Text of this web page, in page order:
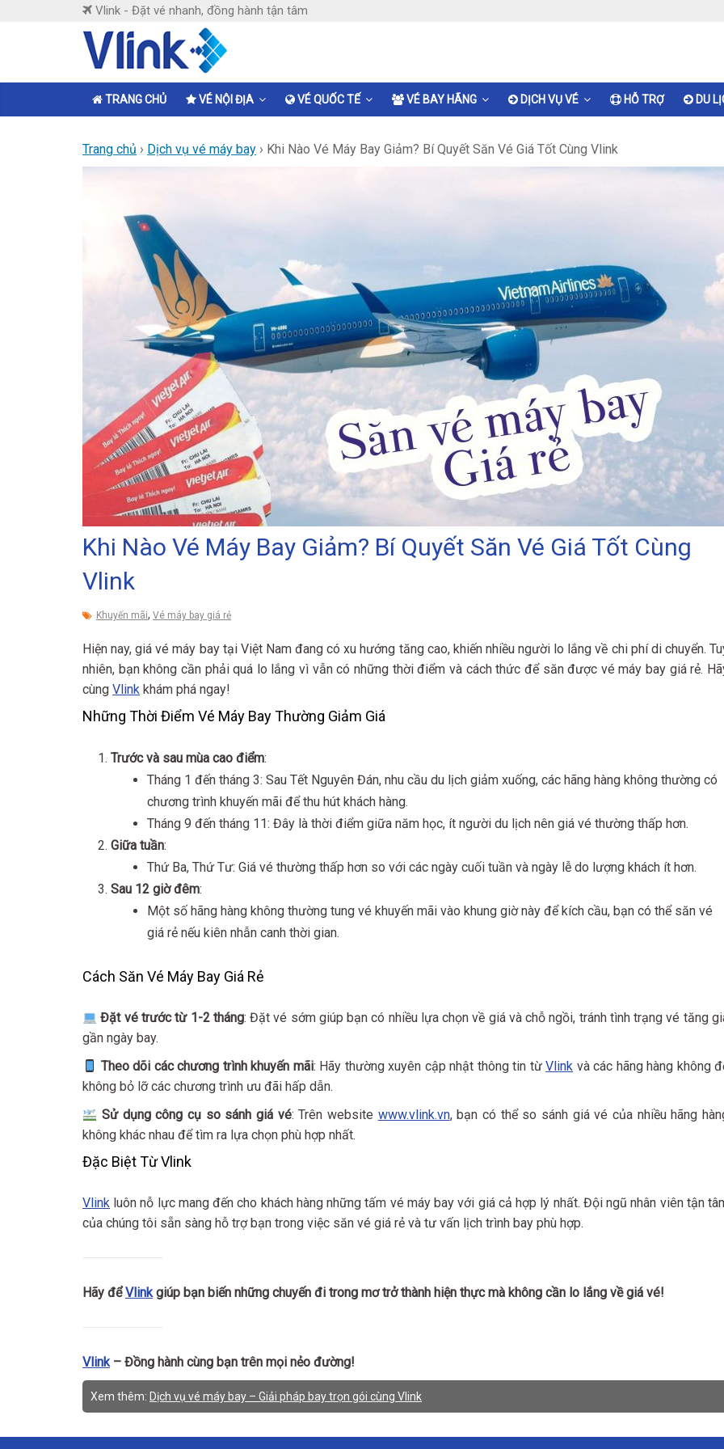
Vlink - Đặt vé nhanh, đồng hành tận tâm
Vlink
Đặt
vé
đồng
TRANG CHỦ VÉ NỘI ĐỊA VÉ QUỐC TẾ VÉ BAY HÃNG DỊCH VỤ VÉ HỖ TRỢ DU
Trang chủ › Dịch vụ vé máy bay › Khi Nào Vé Máy Bay Giảm? Bí Quyết Săn Vé Giá Tốt Cùng Vlink
Khi Nào Vé Máy Bay Giảm? Bí Quyết Săn Vé Giá Tốt Cùng
Vlink
Khuyến mãi, Vé máy bay giá rẻ
Hiện nay, giá vé máy bay tại Việt Nam đang có xu hướng tăng cao, khiến nhiều người lo lắng về chi phí di chuyển.
nhiên, bạn không cần phải quá lo lắng vì vẫn có những thời điểm và cách thức để săn được vé máy bay giá rẻ.
cùng Vlink khám phá ngay!
Những Thời Điểm Vé Máy Bay Thường Giảm Giá
Trước và sau mùa cao điểm:
Tháng 1 đến tháng 3: Sau Tết Nguyên Đán, nhu cầu du lịch giảm xuống, các hãng hàng không thường có
chương trình khuyến mãi để thu hút khách hàng.
Tháng 9 đến tháng 11: Đây là thời điểm giữa năm học, ít người du lịch nên giá vé thường thấp hơn.
Giữa tuần:
Thứ Ba, Thứ Tư: Giá vé thường thấp hơn so với các ngày cuối tuần và ngày lễ do lượng khách ít hơn.
Sau 12 giờ đêm:
Một số hãng hàng không thường tung vé khuyến mãi vào khung giờ này để kích cầu, bạn có thể săn vé
giá rẻ nếu kiên nhẫn canh thời gian.
Cách Săn Vé Máy Bay Giá Rẻ
Đặt vé trước từ 1-2 tháng: Đặt vé sớm giúp bạn có nhiều lựa chọn về giá và chỗ ngồi, tránh tình trạng vé tăng
gần ngày bay.
Theo dõi các chương trình khuyến mãi: Hãy thường xuyên cập nhật thông tin từVlink và các hãng hàng không
không bỏ lỡ các chương trình ưu đãi hấp dẫn.
Sử dụng công cụ so sánh giá vé: Trên website www.vlink.vn, bạn có thể so sánh giá vé của nhiều hãng
không khác nhau để tìm ra lựa chọn phù hợp nhất.
Đặc Biệt Từ Vlink
Vlink luôn nỗ lực mang đến cho khách hàng những tấm vé máy bay với giá cả hợp lý nhất. Đội ngũ nhân viên tận
của chúng tôi sẵn sàng hỗ trợ bạn trong việc săn vé giá rẻ và tư vấn lịch trình bay phù hợp.
Hãy đểVlinkgiúp bạn biến những chuyến đi trong mơ trở thành hiện thực mà không cần lo lắng về giá vé!
Vlink– Đồng hành cùng bạn trên mọi nẻo đường!
Xem thêm: Dịch vụ vé máy bay – Giải pháp bay trọn gói cùng Vlink